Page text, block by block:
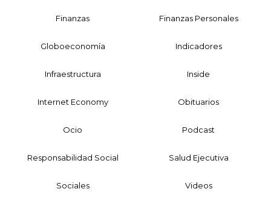
Finanzas Finanzas Personales
Globoeconomía Indicadores
Infraestructura Inside
Internet Economy Obituarios
Ocio Podcast
Responsabilidad Social Salud Ejecutiva
Sociales Videos